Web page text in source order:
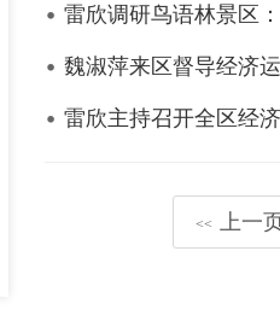
雷欣调研鸟语林景区
魏淑萍来区督导经济
雷欣主持召开全区经
<< 上一